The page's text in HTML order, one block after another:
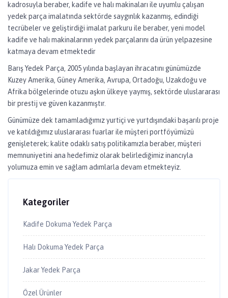
kadrosuyla beraber, kadife ve halı makinaları ile uyumlu çalışan
yedek parça imalatında sektörde saygınlık kazanmış, edindiği
tecrübeler ve geliştirdiği imalat parkuru ile beraber, yeni model
kadife ve halı makinalarının yedek parçalarını da ürün yelpazesine
katmaya devam etmektedir
Barış Yedek Parça, 2005 yılında başlayan ihracatını günümüzde
Kuzey Amerika, Güney Amerika, Avrupa, Ortadoğu, Uzakdoğu ve
Afrika bölgelerinde otuzu aşkın ülkeye yaymış, sektörde uluslararası
bir prestij ve güven kazanmıştır.
Günümüze dek tamamladığımız yurtiçi ve yurtdışındaki başarılı proje
ve katıldığımız uluslararası fuarlar ile müşteri portföyümüzü
genişleterek; kalite odaklı satış politikamızla beraber, müşteri
memnuniyetini ana hedefimiz olarak belirlediğimiz inancıyla
yolumuza emin ve sağlam adımlarla devam etmekteyiz.
Kategoriler
Kadife Dokuma Yedek Parça
Halı Dokuma Yedek Parça
Jakar Yedek Parça
Özel Ürünler